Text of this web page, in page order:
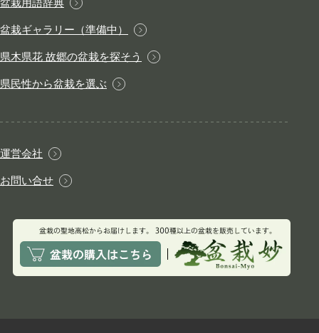
盆栽ギャラリー（準備中）
県木県花 故郷の盆栽を探そう
県民性から盆栽を選ぶ
運営会社
お問い合せ